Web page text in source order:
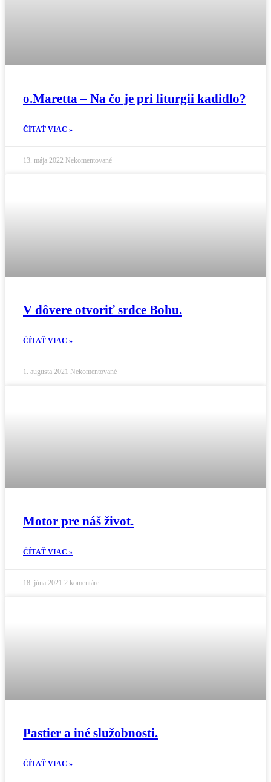
o.Maretta – Na čo je pri liturgii kadidlo?
ČÍTAŤ VIAC »
13. mája 2022 Nekomentované
V dôvere otvoriť srdce Bohu.
ČÍTAŤ VIAC »
1. augusta 2021 Nekomentované
Motor pre náš život.
ČÍTAŤ VIAC »
18. júna 2021 2 komentáre
Pastier a iné služobnosti.
ČÍTAŤ VIAC »